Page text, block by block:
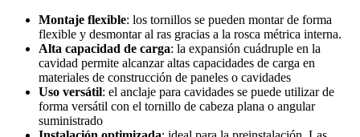
Montaje flexible: los tornillos se pueden montar de forma
flexible y desmontar al ras gracias a la rosca métrica interna.
Alta capacidad de carga: la expansión cuádruple en la
cavidad permite alcanzar altas capacidades de carga en
materiales de construcción de paneles o cavidades
Uso versátil: el anclaje para cavidades se puede utilizar de
forma versátil con el tornillo de cabeza plana o angular
suministrado